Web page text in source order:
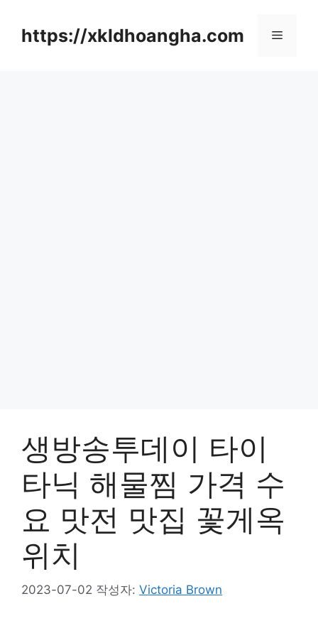
https://xkldhoangha.com 메
생방송투데이 타이
타닉 해물찜 가격 수
요 맛전 맛집 꽃게옥
위치
2023-07-02 작성자: Victoria Brown